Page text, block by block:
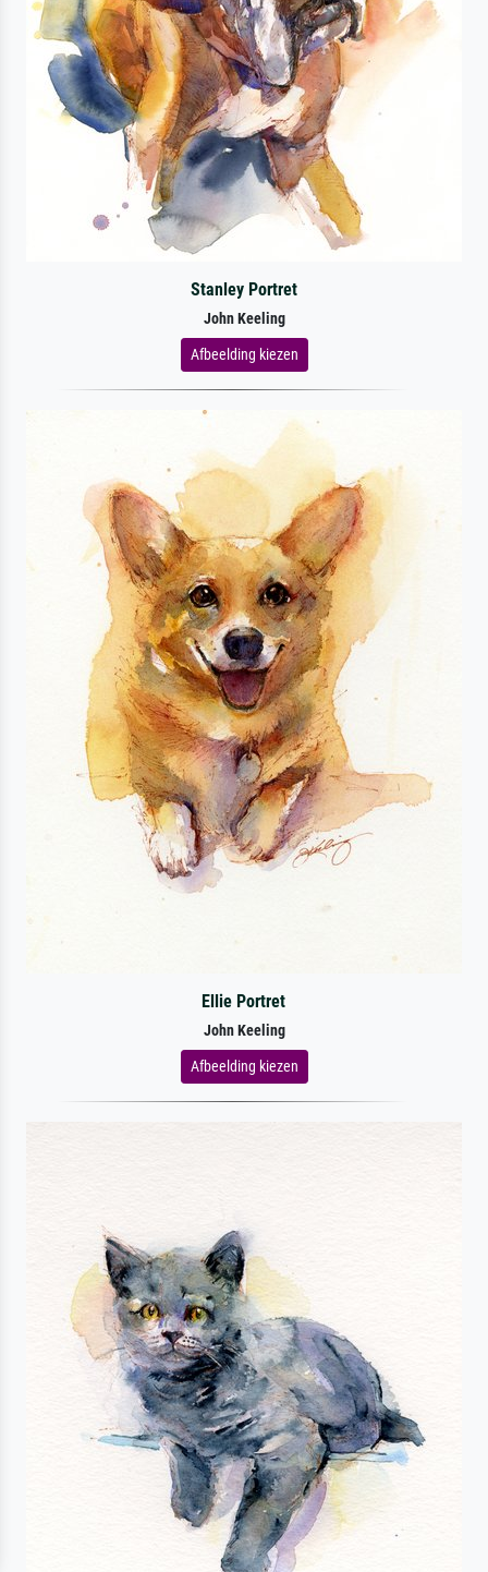
Stanley Portret
John Keeling
Afbeelding kiezen
Ellie Portret
John Keeling
Afbeelding kiezen